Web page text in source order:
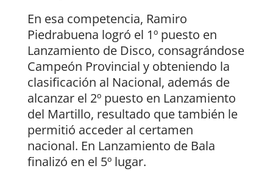
En esa competencia, Ramiro
Piedrabuena logró el 1º puesto en
Lanzamiento de Disco, consagrándose
Campeón Provincial y obteniendo la
clasificación al Nacional, además de
alcanzar el 2º puesto en Lanzamiento
del Martillo, resultado que también le
permitió acceder al certamen
nacional. En Lanzamiento de Bala
finalizó en el 5º lugar.